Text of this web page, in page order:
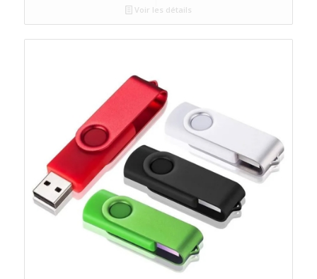
Voir les détails